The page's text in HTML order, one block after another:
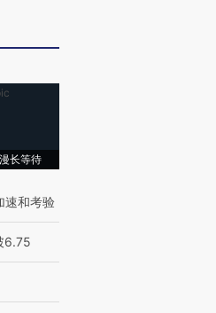
长等待
速和考验
6.75